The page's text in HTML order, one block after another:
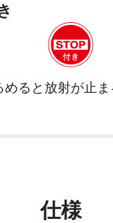
めると放射が止
仕様